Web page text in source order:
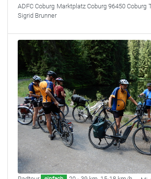
ADFC Coburg Marktplatz Coburg 96450 Coburg
Sigrid Brunner